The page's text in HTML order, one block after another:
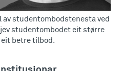
av studentombodstenesta ved
studentombodet eit større
betre tilbod.